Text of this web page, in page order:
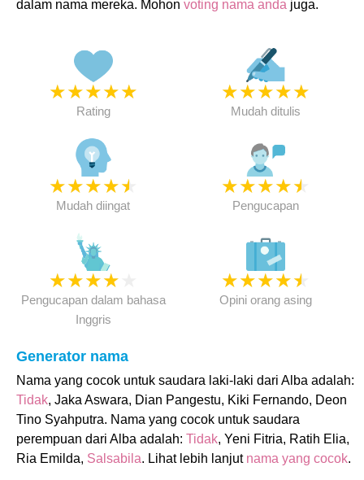
dalam nama mereka. Mohon voting nama anda juga.
★★★★★
Rating
★★★★★
Mudah ditulis
★★★★★
Mudah diingat
★★★★★
Pengucapan
★★★★
Pengucapan dalam bahasa
Inggris
★★★★★
Opini orang asing
Generator nama
Nama yang cocok untuk saudara laki-laki dari Alba adalah:
Tidak, Jaka Aswara, Dian Pangestu, Kiki Fernando, Deon
Tino Syahputra. Nama yang cocok untuk saudara
perempuan dari Alba adalah: Tidak, Yeni Fitria, Ratih Elia,
Ria Emilda, Salsabila. Lihat lebih lanjut nama yang cocok.